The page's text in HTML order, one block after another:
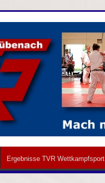
Ergebnisse TVR Wettkampfsport